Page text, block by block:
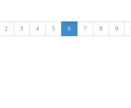
2 3 4 5 6 7 8 9